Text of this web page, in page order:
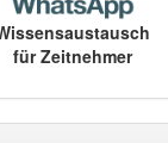
für Zeitnehmer